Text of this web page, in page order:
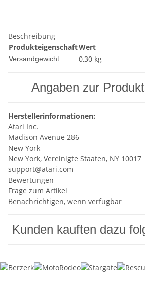
Beschreibung
ProdukteigenschaftWert
Versandgewicht: 0,30 kg
Angaben zur
Herstellerinformationen:
Atari Inc.
Madison Avenue 286
New York
New York, Vereinigte Staaten, NY 10017
support@atari.com
Bewertungen
Frage zum Artikel
Benachrichtigen, wenn verfügbar
Kunden kauften dazu